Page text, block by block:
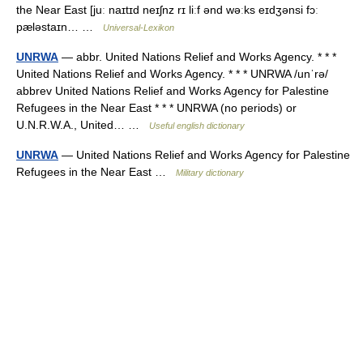
the Near East [juː naɪtɪd neɪʃnz rɪ liːf ənd wəːks eɪdʒənsi fɔː
pæləstaɪn… …
Universal-Lexikon
UNRWA — abbr. United Nations Relief and Works Agency. * * *
United Nations Relief and Works Agency. * * * UNRWA /unˈrə/
abbrev United Nations Relief and Works Agency for Palestine
Refugees in the Near East * * * UNRWA (no periods) or
U.N.R.W.A., United… …
Useful english dictionary
UNRWA — United Nations Relief and Works Agency for Palestine
Refugees in the Near East …
Military dictionary